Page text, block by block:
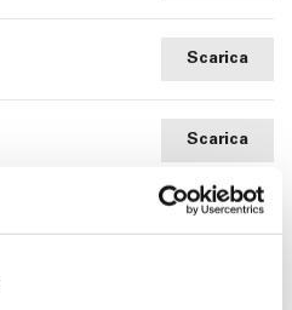
Scarica
Scarica